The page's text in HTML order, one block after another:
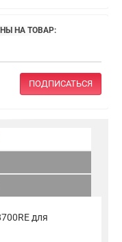
НА ТОВАР:
ПОДПИСАТЬСЯ
для